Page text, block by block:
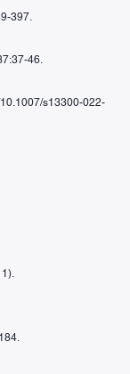
397.
46.
s13300-022-